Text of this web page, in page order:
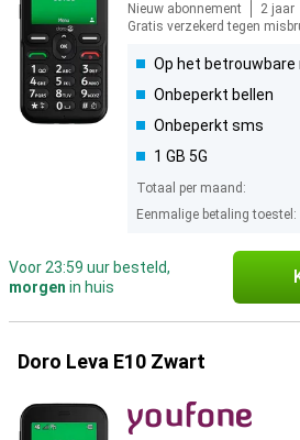
Nieuw abonnement
2 jaar
Gratis verzekerd tegen
Op het betrouwbare
Onbeperkt bellen
Onbeperkt sms
1 GB 5G
Totaal per maand:
Eenmalige betaling toestel:
Voor 23:59 uur besteld,
morgen in huis
Doro Leva E10 Zwart